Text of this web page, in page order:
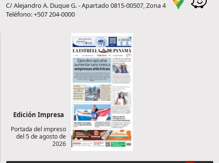
C/ Alejandro A. Duque G. - Apartado 0815-00507, Zona 4
Teléfono: +507 204-0000
Edición Impresa
Portada del impreso
del 5 de agosto de
2026